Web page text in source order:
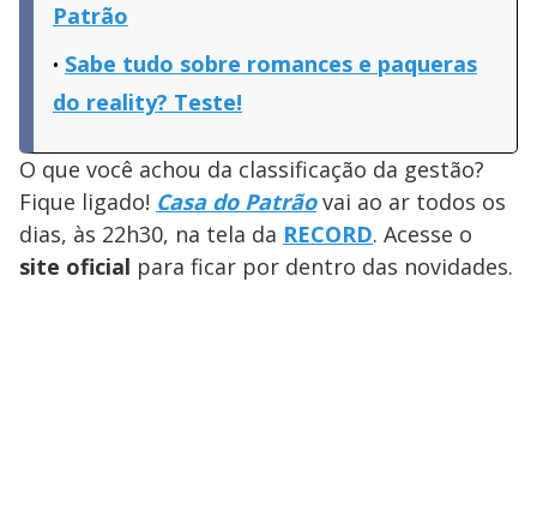
Patrão
Sabe tudo sobre romances e paqueras
do reality? Teste!
O que você achou da classificação da gestão?
Fique ligado! Casa do Patrãovai ao ar todos os
dias, às 22h30, na tela da RECORD. Acesse o
site oficial para ficar por dentro das novidades.